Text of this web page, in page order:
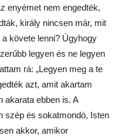
enyémet nem engedték,
király nincsen már, mit
követe lenni? Úgyhogy
legyen és ne legyen
rá: „Legyen meg a te
azt, amit akartam
akarata ebben is. A
szép és sokatmondó, Isten
akkor, amikor